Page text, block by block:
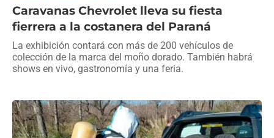
Caravanas Chevrolet lleva su fiesta
fierrera a la costanera del Paraná
La exhibición contará con más de 200 vehículos de
colección de la marca del moño dorado. También habrá
shows en vivo, gastronomía y una feria.